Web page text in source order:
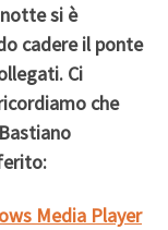
si è
cadere il ponte
Ci
che
Media Player